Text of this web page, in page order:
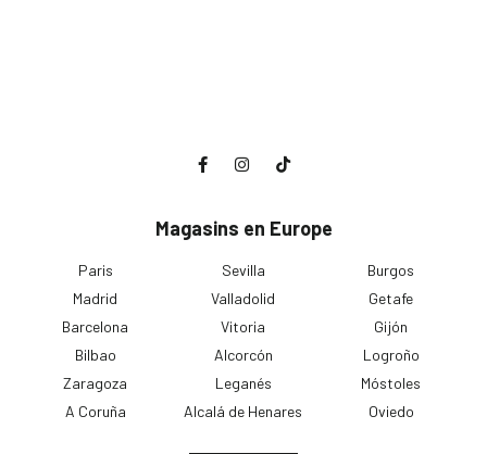
Magasins en Europe
Paris
Madrid
Barcelona
Bilbao
Zaragoza
A Coruña
Sevilla
Valladolid
Vitoria
Alcorcón
Leganés
Alcalá de Henares
Burgos
Getafe
Gijón
Logroño
Móstoles
Oviedo